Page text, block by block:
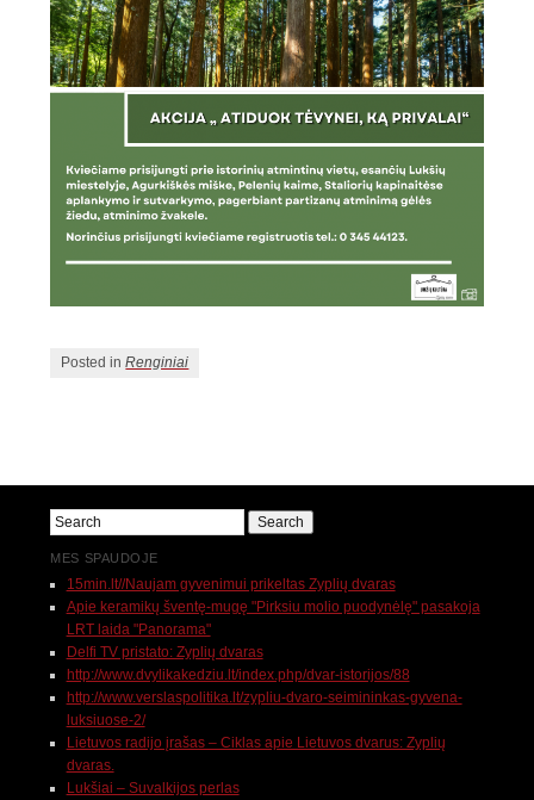
Posted inRenginiai
MES SPAUDOJE
15min.lt//Naujam gyvenimui prikeltas Zyplių dvaras
Apie keramikų šventę-mugę "Pirksiu molio puodynėlę" pasakoja
LRT laida "Panorama"
Delfi TV pristato: Zyplių dvaras
http://www.dvylikakedziu.lt/index.php/dvar-istorijos/88
http://www.verslaspolitika.lt/zypliu-dvaro-seimininkas-gyvena-
luksiuose-2/
Lietuvos radijo įrašas – Ciklas apie Lietuvos dvarus: Zyplių
dvaras.
Lukšiai – Suvalkijos perlas